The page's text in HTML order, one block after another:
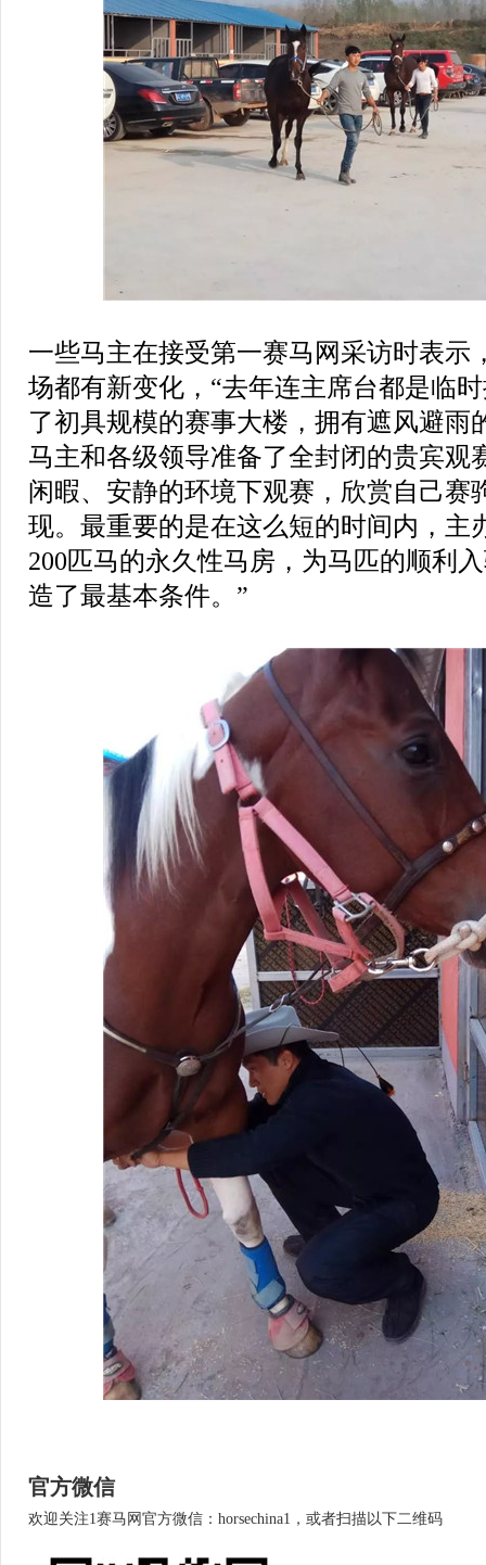
一些马主在接受第一赛马网采访时表示
场都有新变化，“去年连主席台都是临
了初具规模的赛事大楼，拥有遮风避雨
马主和各级领导准备了全封闭的贵宾观
闲暇、安静的环境下观赛，欣赏自己赛
现。最重要的是在这么短的时间内，主
200匹马的永久性马房，为马匹的顺利
造了最基本条件。”
官方微信
欢迎关注1赛马网官方微信：horsechina1，或者扫描以下二维码